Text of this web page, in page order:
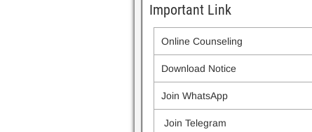
Important Link
Online Counseling
Download Notice
Join WhatsApp
Join Telegram